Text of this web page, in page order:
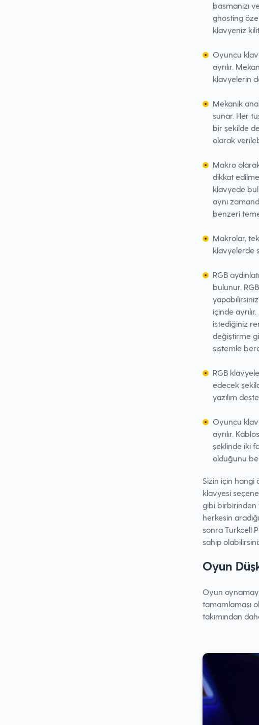
basmanızı
ghosting
klavyeniz
Oyuncu
ayrılır.
klavyelerin
Mekanik
sunar. Her
bir şekilde
olarak
Makro
dikkat
klavyede
aynı
benzeri
Makrolar,
klavyelerde
RGB
bulunur.
içinde
istediğiniz
değiştirme
sistemle
RGB
edecek
yazılım
Oyuncu
ayrılır.
şeklinde iki
olduğunu
Sizin için hangi
klavyesi
gibi birbirinden
herkesin
sonra Turkcell
sahip
Oyun
Oyun
tamamlaması
takımından